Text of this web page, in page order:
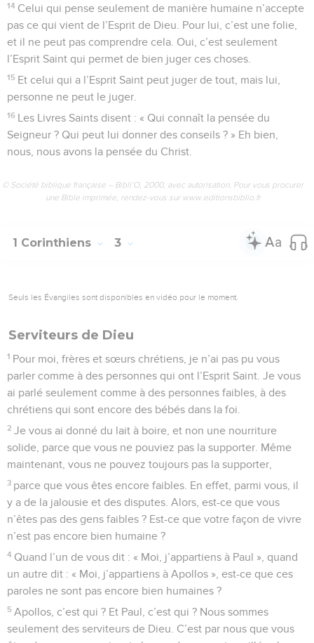
14 Celui qui pense seulement de manière humaine n’accepte
pas ce qui vient de l’Esprit de Dieu. Pour lui, c’est une folie,
et il ne peut pas comprendre cela. Oui, c’est seulement
l’Esprit Saint qui permet de bien juger ces choses.
15 Et celui qui a l’Esprit Saint peut juger de tout, mais lui,
personne ne peut le juger.
16 Les Livres Saints disent : « Qui connaît la pensée du
Seigneur ? Qui peut lui donner des conseils ? » Eh bien,
nous, nous avons la pensée du Christ.
© Société biblique française – Bibli’O, 2000, avec autorisation. Pour vous procurer
une Bible imprimée, rendez-vous sur www.editionsbiblio.fr
1 Corinthiens 3
Seuls les Évangiles sont disponibles en vidéo pour le moment.
Serviteurs de Dieu
1 Pour moi, frères et sœurs chrétiens, je n’ai pas pu vous
parler comme à des personnes qui ont l’Esprit Saint. Je vous
ai parlé seulement comme à des personnes faibles, à des
chrétiens qui sont encore des bébés dans la foi.
2 Je vous ai donné du lait à boire, et non une nourriture
solide, parce que vous ne pouviez pas la supporter. Même
maintenant, vous ne pouvez toujours pas la supporter,
3 parce que vous êtes encore faibles. En effet, parmi vous, il
y a de la jalousie et des disputes. Alors, est-ce que vous
n’êtes pas des gens faibles ? Est-ce que votre façon de vivre
n’est pas encore bien humaine ?
4 Quand l’un de vous dit : « Moi, j’appartiens à Paul », quand
un autre dit : « Moi, j’appartiens à Apollos », est-ce que ces
paroles ne sont pas encore bien humaines ?
5 Apollos, c’est qui ? Et Paul, c’est qui ? Nous sommes
seulement des serviteurs de Dieu. C’est par nous que vous